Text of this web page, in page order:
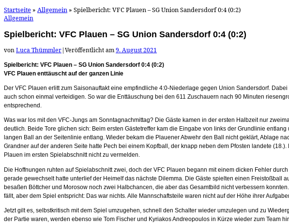
Startseite » Allgemein » Spielbericht: VFC Plauen – SG Union Sandersdorf 0:4 (0:2)
Allgemein
Spielbericht: VFC Plauen – SG Union Sandersdorf 0:4 (0:2)
vonLuca Thümmler|Veröffentlicht am9. August 2021
Spielbericht: VFC Plauen – SG Union Sandersdorf 0:4 (0:2)
VFC Plauen enttäuscht auf der ganzen Linie
Der VFC Plauen erlitt zum Saisonauftakt eine empfindliche 4:0-Niederlage gegen Union Sandersdorf.
auch schon einmal verteidigen. So war die Enttäuschung bei den 611 Zuschauern nach 90 Minuten
entsprechend.
Was war los mit den VFC-Jungs am Sonntagnachmittag? Die Gäste kamen in der ersten Halbzeit nur
deutlich. Beide Tore glichen sich: Beim ersten Gästetreffer kam die Eingabe von links der Grundlinie
langen Ball an der Seitenlinie entlang. Wieder bekam die Plauener Abwehr den Ball nicht geklärt, Ablage
Grandner auf der anderen Seite hatte Pech bei einem Kopfball, der knapp neben dem Pfosten landete
Plauen im ersten Spielabschnitt nicht zu vermelden.
Die Hoffnungen ruhten auf Spielabschnitt zwei, doch der VFC Plauen begann mit einem dicken Fehler
gerade gewechselt hatte unterlief der Heimelf das nächste Dilemma. Die Gäste spielten einen Freistoßball
besaßen Böttcher und Morosow noch zwei Halbchancen, die aber das Gesamtbild nicht verbessern
fällt, aber dem Spiel entspricht: Das war nichts. Alle Mannschaftsteile waren nicht auf der Höhe ihrer
Jetzt gilt es, selbstkritisch mit dem Spiel umzugehen, schnell den Schalter wieder umzulegen und zu
der Partie waren, werden ebenso wie Tom Fischer und Kyriakos Andreopoulos in Kürze wieder zum Team